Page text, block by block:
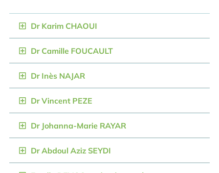
Dr Karim CHAOUI
Dr Camille FOUCAULT
Dr Inès NAJAR
Dr Vincent PEZE
Dr Johanna-Marie RAYAR
Dr Abdoul Aziz SEYDI